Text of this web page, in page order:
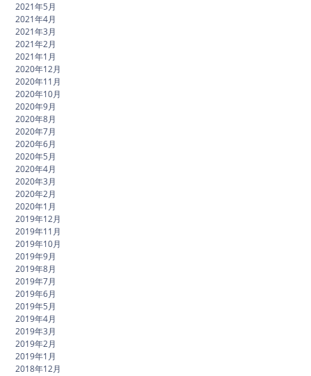
2021年5月
2021年4月
2021年3月
2021年2月
2021年1月
2020年12月
2020年11月
2020年10月
2020年9月
2020年8月
2020年7月
2020年6月
2020年5月
2020年4月
2020年3月
2020年2月
2020年1月
2019年12月
2019年11月
2019年10月
2019年9月
2019年8月
2019年7月
2019年6月
2019年5月
2019年4月
2019年3月
2019年2月
2019年1月
2018年12月